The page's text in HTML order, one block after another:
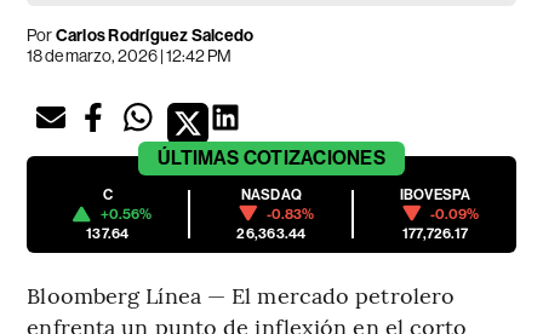
PorCarlos Rodríguez Salcedo
18 de marzo, 2026 | 12:42 PM
ÚLTIMAS COTIZACIONES
C
+0.56%
137.64
NASDAQ
-0.83%
26,363.44
IBOVESPA
-0.09%
177,726.17
Bloomberg Línea — El mercado petrolero
enfrenta un punto de inflexión en el corto